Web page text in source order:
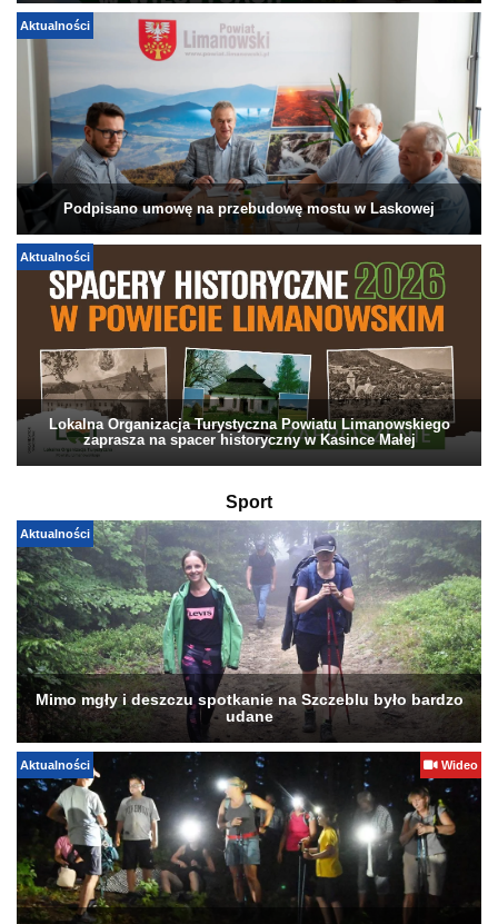
Aktualności
Podpisano umowę na przebudowę mostu w Laskowej
Aktualności
Lokalna Organizacja Turystyczna Powiatu Limanowskiego
zaprasza na spacer historyczny w Kasince Małej
Sport
Aktualności
Mimo mgły i deszczu spotkanie na Szczeblu było bardzo
udane
Aktualności Wideo